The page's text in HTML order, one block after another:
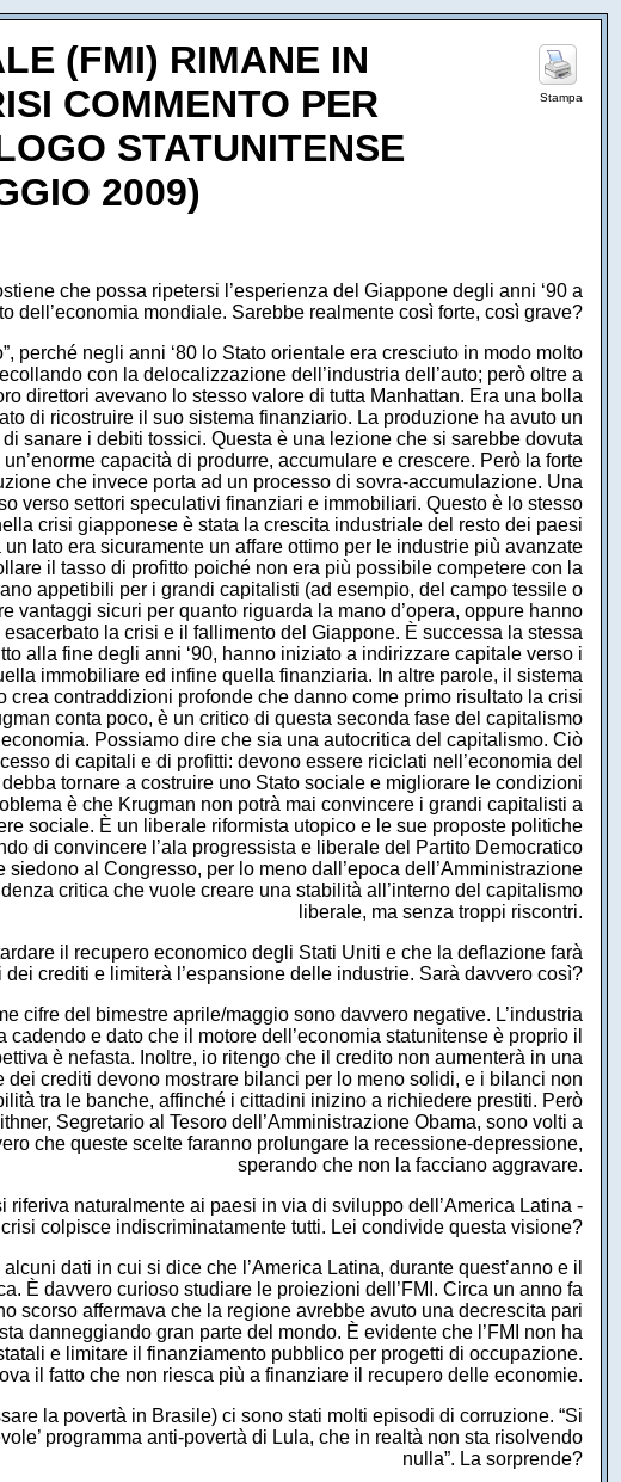
(FMI) RIMANE IN
COMMENTO PER
STATUNITENSE
2009)
Stampa
che possa ripetersi l’esperienza del Giappone degli anni ‘90 a
dell’economia mondiale. Sarebbe realmente così forte, così grave?
perché negli anni ‘80 lo Stato orientale era cresciuto in modo molto
con la delocalizzazione dell’industria dell’auto; però oltre a
direttori avevano lo stesso valore di tutta Manhattan. Era una bolla
di ricostruire il suo sistema finanziario. La produzione ha avuto un
sanare i debiti tossici. Questa è una lezione che si sarebbe dovuta
capacità di produrre, accumulare e crescere. Però la forte
che invece porta ad un processo di sovra-accumulazione. Una
verso settori speculativi finanziari e immobiliari. Questo è lo stesso
crisi giapponese è stata la crescita industriale del resto dei paesi
lato era sicuramente un affare ottimo per le industrie più avanzate
il tasso di profitto poiché non era più possibile competere con la
appetibili per i grandi capitalisti (ad esempio, del campo tessile o
vantaggi sicuri per quanto riguarda la mano d’opera, oppure hanno
la crisi e il fallimento del Giappone. È successa la stessa
alla fine degli anni ‘90, hanno iniziato a indirizzare capitale verso i
immobiliare ed infine quella finanziaria. In altre parole, il sistema
contraddizioni profonde che danno come primo risultato la crisi
conta poco, è un critico di questa seconda fase del capitalismo
Possiamo dire che sia una autocritica del capitalismo. Ciò
di capitali e di profitti: devono essere riciclati nell’economia del
tornare a costruire uno Stato sociale e migliorare le condizioni
è che Krugman non potrà mai convincere i grandi capitalisti a
sociale. È un liberale riformista utopico e le sue proposte politiche
di convincere l’ala progressista e liberale del Partito Democratico
al Congresso, per lo meno dall’epoca dell’Amministrazione
critica che vuole creare una stabilità all’interno del capitalismo
liberale, ma senza troppi riscontri.
il recupero economico degli Stati Uniti e che la deflazione farà
dei crediti e limiterà l’espansione delle industrie. Sarà davvero così?
cifre del bimestre aprile/maggio sono davvero negative. L’industria
e dato che il motore dell’economia statunitense è proprio il
è nefasta. Inoltre, io ritengo che il credito non aumenterà in una
crediti devono mostrare bilanci per lo meno solidi, e i bilanci non
tra le banche, affinché i cittadini inizino a richiedere prestiti. Però
Segretario al Tesoro dell’Amministrazione Obama, sono volti a
che queste scelte faranno prolungare la recessione-depressione,
sperando che non la facciano aggravare.
naturalmente ai paesi in via di sviluppo dell’America Latina -
colpisce indiscriminatamente tutti. Lei condivide questa visione?
dati in cui si dice che l’America Latina, durante quest’anno e il
È davvero curioso studiare le proiezioni dell’FMI. Circa un anno fa
scorso affermava che la regione avrebbe avuto una decrescita pari
danneggiando gran parte del mondo. È evidente che l’FMI non ha
e limitare il finanziamento pubblico per progetti di occupazione.
il fatto che non riesca più a finanziare il recupero delle economie.
la povertà in Brasile) ci sono stati molti episodi di corruzione. “Si
programma anti-povertà di Lula, che in realtà non sta risolvendo
nulla”. La sorprende?